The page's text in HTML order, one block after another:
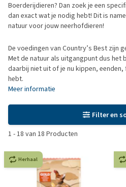
Boerderijdieren? Dan zoek je een
dan exact wat je nodig hebt! Dit is
natuur voor jouw neerhofdieren!
De voedingen van Country’s Best zijn
Met de natuur als uitgangpunt dus het
daarbij niet uit of je nu kippen,
hebt.
Meer informatie
Filter en
1 -18 van 18 Producten
Herhaal